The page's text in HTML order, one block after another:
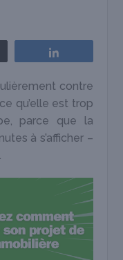
contre
qu’elle est trop
parce que la
à s’afficher –